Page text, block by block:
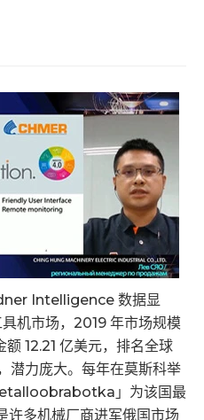
Intelligence 数据显
机市场，2019 年市场规模
12.21 亿美元，排名全球
潜力庞大。每年在莫斯科举
」为该国最
许多机械厂商进军俄国市场